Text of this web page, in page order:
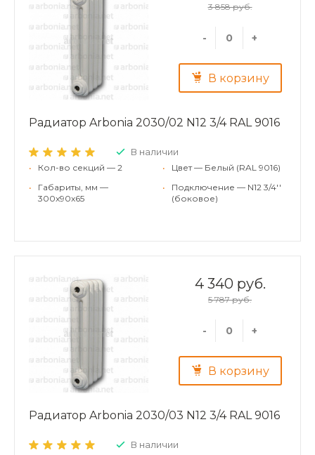
3 858 руб.
- +
В корзину
Радиатор Arbonia 2030/02 N12 3/4 RAL 9016
В наличии
•
Кол-во секций — 2
•
Габариты, мм —
300x90x65
•
Цвет — Белый (RAL 9016)
•
Подключение — N12 3/4''
(боковое)
4 340 руб.
5 787 руб.
- +
В корзину
Радиатор Arbonia 2030/03 N12 3/4 RAL 9016
В наличии